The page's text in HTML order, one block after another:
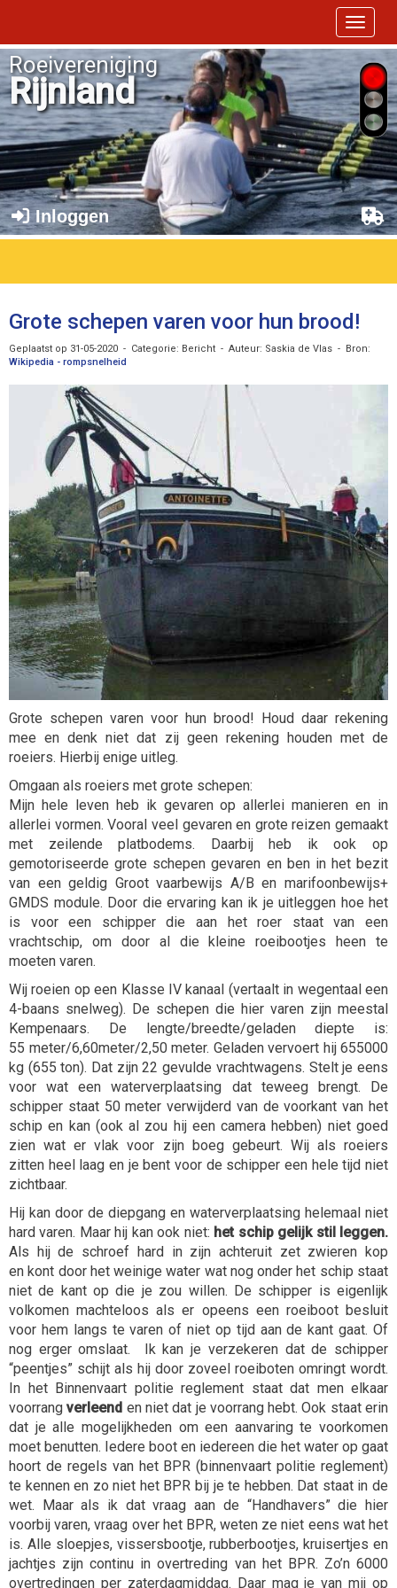
Toggle
Roeivereniging
Rijnland
Inloggen
Grote schepen varen voor hun brood!
Geplaatst op 31-05-2020 - Categorie: Bericht - Auteur: Saskia de Vlas - Bron:
Wikipedia - rompsnelheid
Grote schepen varen voor hun brood! Houd daar rekening
mee en denk niet dat zij geen rekening houden met de
roeiers. Hierbij enige uitleg.
Omgaan als roeiers met grote schepen:
Mijn hele leven heb ik gevaren op allerlei manieren en in
allerlei vormen. Vooral veel gevaren en grote reizen gemaakt
met zeilende platbodems. Daarbij heb ik ook op
gemotoriseerde grote schepen gevaren en ben in het bezit
van een geldig Groot vaarbewijs A/B en marifoonbewijs+
GMDS module. Door die ervaring kan ik je uitleggen hoe het
is voor een schipper die aan het roer staat van een
vrachtschip, om door al die kleine roeibootjes heen te
moeten varen.
Wij roeien op een Klasse IV kanaal (vertaalt in wegentaal een
4-baans snelweg). De schepen die hier varen zijn meestal
Kempenaars. De
lengte/breedte/geladen diepte is:
55 meter/6,60meter/2,50 meter. Geladen vervoert hij 655000
kg (655 ton). Dat zijn 22 gevulde vrachtwagens. Stelt je eens
voor wat een waterverplaatsing dat teweeg brengt. De
schipper staat 50 meter verwijderd van de voorkant van het
schip en kan (ook al zou hij een camera hebben) niet goed
zien wat er vlak voor zijn boeg gebeurt. Wij als roeiers
zitten heel
laag en je bent voor de schipper een hele tijd niet
zichtbaar.
Hij kan door de diepgang en waterverplaatsing helemaal niet
hard varen. Maar hij kan ook niet: het schip gelijk stil leggen.
Als hij de schroef hard in zijn achteruit zet zwieren kop
en kont door het weinige water wat nog onder het schip staat
niet de kant op die je zou willen. De schipper is eigenlijk
volkomen machteloos als er opeens een roeiboot besluit
voor hem langs te varen of niet op tijd aan de kant gaat. Of
nog erger omslaat. Ik kan je verzekeren dat de schipper
“peentjes” schijt als hij door zoveel roeiboten omringt wordt.
In het Binnenvaart politie reglement staat dat men elkaar
voorrangverleend en niet dat je voorrang hebt. Ook staat erin
dat je alle mogelijkheden om een aanvaring te voorkomen
moet benutten. Iedere boot en iedereen die het water op gaat
hoort de regels van het BPR (binnenvaart politie reglement)
te kennen en zo niet het BPR bij je te hebben. Dat staat in de
wet. Maar als ik dat vraag aan de “Handhavers” die hier
voorbij varen, vraag over het BPR, weten ze niet eens wat het
is. Alle sloepjes, vissersbootje, rubberbootjes, kruisertjes en
jachtjes zijn continu in overtreding van het BPR. Zo’n 6000
overtredingen per zaterdagmiddag. Daar mag je van mij op